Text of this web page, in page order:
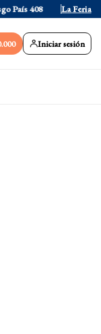
408 La Feria
Iniciar sesión